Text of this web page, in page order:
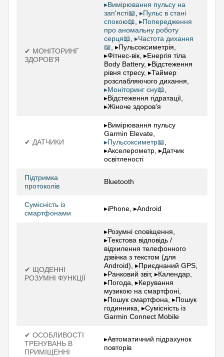
✔ МОНІТОРИНГ
ЗДОРОВ’Я
▸Вимірювання пульсу на
зап'ясті📖, ▸Пульс в стані
спокою📖, ▸Попередження
про аномальну роботу
серця📖, ▸Частота дихання
📖, ▸Пульсоксиметрія,
▸Фітнес-вік, ▸Енергія тіла
Body Battery, ▸Відстеження
рівня стресу, ▸Таймер
розслабляючого дихання,
▸Моніторинг сну📖,
▸Відстеження гідратації,
▸Жіноче здоров’я
✔ ДАТЧИКИ
▸Вимірювання пульсу
Garmin Elevate,
▸Пульсоксиметр📖,
▸Акселерометр, ▸Датчик
освітленості
Підтримка
протоколів
Bluetooth
Сумісність із
смартфонами
▸iPhone, ▸Android
✔ ЩОДЕННІ
РОЗУМНІ ФУНКЦІЇ
▸Розумні сповіщення,
▸Текстова відповідь /
відхилення телефонного
дзвінка з текстом (для
Android), ▸Приєднаний GPS,
▸Ранковий звіт, ▸Календар,
▸Погода, ▸Керування
музикою на смартфоні,
▸Пошук смартфона, ▸Пошук
годинника, ▸Сумісність із
Garmin Connect Mobile
✔ ОСОБЛИВОСТІ
ТРЕНУВАНЬ В
ПРИМІЩЕННІ
▸Автоматичний підрахунок
повторів